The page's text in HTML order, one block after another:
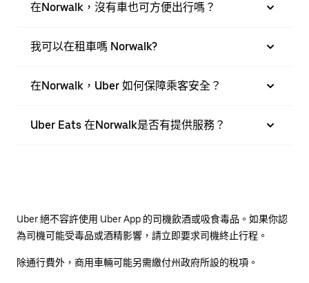
在Norwalk，沒有車也可方便出行嗎？
我可以在租車嗎 Norwalk?
在Norwalk，Uber 如何保障乘客安全？
Uber Eats 在Norwalk是否有提供服務？
Uber 絕不容許使用 Uber App 的司機飲酒或吸食毒品。如果你認
為司機可能受毒品或酒精影響，請立即要求司機終止行程。
除通行費外，商用車輛可能另需繳付州政府所設的稅項。